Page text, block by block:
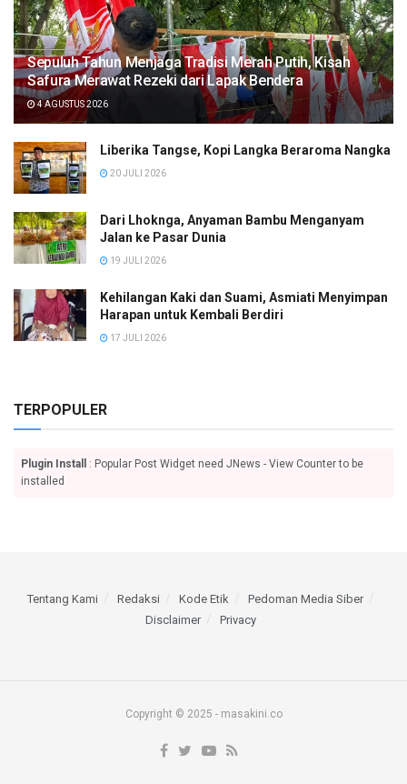
Sepuluh Tahun Menjaga Tradisi Merah Putih, Kisah
Safura Merawat Rezeki dari Lapak Bendera
4 AGUSTUS 2026
Liberika Tangse, Kopi Langka Beraroma Nangka
20 JULI 2026
Dari Lhoknga, Anyaman Bambu Menganyam
Jalan ke Pasar Dunia
19 JULI 2026
Kehilangan Kaki dan Suami, Asmiati Menyimpan
Harapan untuk Kembali Berdiri
17 JULI 2026
TERPOPULER
Plugin Install
: Popular Post Widget need JNews - View Counter to be
installed
Tentang Kami Redaksi Kode Etik
Pedoman Media Siber
Disclaimer
Privacy
Copyright © 2025 - masakini.co